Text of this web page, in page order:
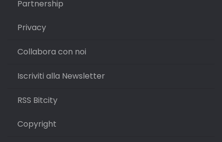
Partnership
Privacy
Collabora con noi
Iscriviti alla Newsletter
RSS Bitcity
Copyright